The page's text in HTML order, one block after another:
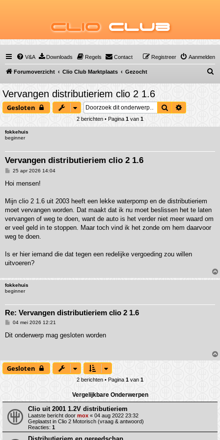
Clio Club
V&A Downloads Regels Contact Aanmelden
Registreer
Forumoverzicht Clio Club Marktplaats Gezocht
o
Vervangen distributieriem clio 2 1.6
Gesloten Zoek
2 berichten • Pagina 1 van 1
fokkehuis
beginner
Vervangen distributieriem clio 2 1.6
B
r
h
t
25 apr 2026 14:04
Hoi mensen!
Mijn clio 2 1.6 uit 2003 heeft een lekke waterpomp en de distributieriem
moet vervangen worden. Dat maakt dat ik nu moet beslissen het te laten
vervangen of weg te doen, want de auto is het verder niet meer waard om
er veel geld in te stoppen. Maar toch vind ik het zonde om hem daarvoor
weg te doen.
Is er hier iemand die dat tegen een redelijke vergoeding zou willen
uitvoeren?
fokkehuis
beginner
Re: Vervangen distributieriem clio 2 1.6
B
r
04 mei 2026 12:21
Dit onderwerp mag gesloten worden
Gesloten
2 berichten • Pagina 1 van 1
Vergelijkbare Onderwerpen
Clio uit 2001 1.2V distributieriem
Laatste bericht door mox « 04 aug 2022 23:32
Geplaatst in Clio 2 Motorisch (vraag & antwoord)
Reacties: 1